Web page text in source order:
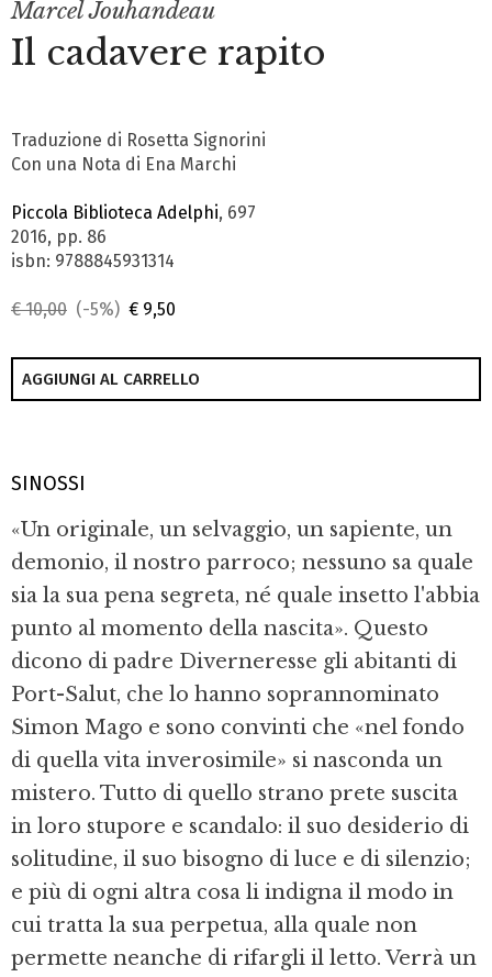
Marcel Jouhandeau
Il cadavere rapito
Traduzione di Rosetta Signorini
Con una Nota di Ena Marchi
Piccola Biblioteca Adelphi, 697
2016, pp. 86
isbn: 9788845931314
€ 10,00 (-5%) € 9,50
AGGIUNGI AL CARRELLO
SINOSSI
«Un originale, un selvaggio, un sapiente, un
demonio, il nostro parroco; nessuno sa quale
sia la sua pena segreta, né quale insetto l'abbia
punto al momento della nascita». Questo
dicono di padre Diverneresse gli abitanti di
Port-Salut, che lo hanno soprannominato
Simon Mago e sono convinti che «nel fondo
di quella vita inverosimile» si nasconda un
mistero. Tutto di quello strano prete suscita
in loro stupore e scandalo: il suo desiderio di
solitudine, il suo bisogno di luce e di silenzio;
e più di ogni altra cosa li indigna il modo in
cui tratta la sua perpetua, alla quale non
permette neanche di rifargli il letto. Verrà un